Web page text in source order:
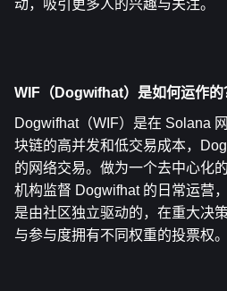
动，吸引更多人的兴趣与关注。
WIF（Dogwifhat）是如何运作的
Dogwifhat（WIF）是在 Solana
块链的高并发和低交易成本，
的网络交易。做为一个去中心化
机构监督 Dogwifhat 的日常运营
是由社区独立驱动的，在重大决
与参与度拥有不同权重的投票权。